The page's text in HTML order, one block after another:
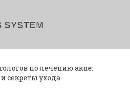
по лечению акне:
секреты ухода